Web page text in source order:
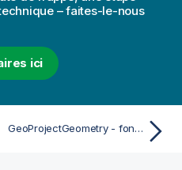
– faites-le-nous
ici
GeoProjectGeometry - fonction de script et fonction de graphique